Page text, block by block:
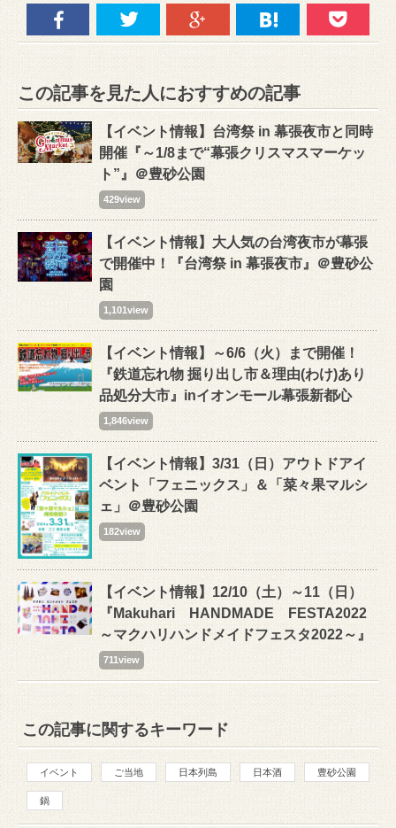
この記事を見た人におすすめの記事
【イベント情報】台湾祭 in 幕張夜市と同時
開催『～1/8まで“幕張クリスマスマーケッ
ト”』＠豊砂公園
429view
【イベント情報】大人気の台湾夜市が幕張
で開催中！『台湾祭 in 幕張夜市』＠豊砂公
園
1,101view
【イベント情報】～6/6（火）まで開催！
『鉄道忘れ物 掘り出し市＆理由(わけ)あり
品処分大市』inイオンモール幕張新都心
1,846view
【イベント情報】3/31（日）アウトドアイ
ベント「フェニックス」＆「菜々果マルシ
ェ」＠豊砂公園
182view
【イベント情報】12/10（土）～11（日）
『Makuhari HANDMADE FESTA2022
～マクハリハンドメイドフェスタ2022～』
711view
この記事に関するキーワード
イベント ご当地 日本列島 日本酒 豊砂公園
鍋